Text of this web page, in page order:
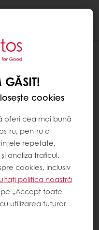
CAKE
cookies
oferi cea mai bună
pentru a
repetate,
analiza traficul.
cookies, inclusiv
politica noastră
„Accept toate
utilizarea tuturor